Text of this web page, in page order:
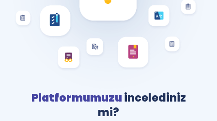
Platformumuzuincelediniz
mi?